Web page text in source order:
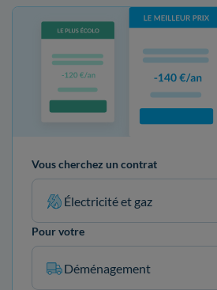
Vous cherchez un contrat
Électricité et gaz
Pour votre
Déménagement